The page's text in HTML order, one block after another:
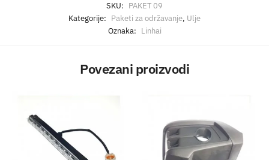
SKU: PAKET 09
Kategorije: Paketi za održavanje, Ulje
Oznaka: Linhai
Povezani proizvodi